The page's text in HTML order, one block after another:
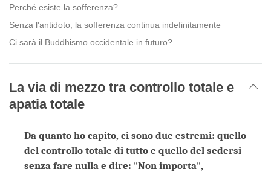
Perché esiste la sofferenza?
Senza l'antidoto, la sofferenza continua indefinitamente
Ci sarà il Buddhismo occidentale in futuro?
La via di mezzo tra controllo totale e
apatia totale
Da quanto ho capito, ci sono due estremi: quello
del controllo totale di tutto e quello del sedersi
senza fare nulla e dire: "Non importa",